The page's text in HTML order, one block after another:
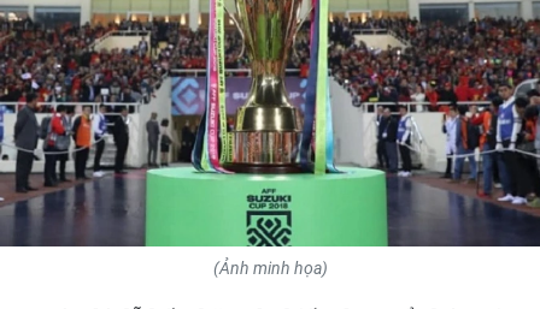
THỂ THAO
GIÁO DỤC
Y TẾ
KHOA HỌC - CÔNG NGHỆ
(Ảnh minh họa)